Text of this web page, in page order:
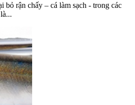
bỏ rận chấy – cá làm sạch - trong các